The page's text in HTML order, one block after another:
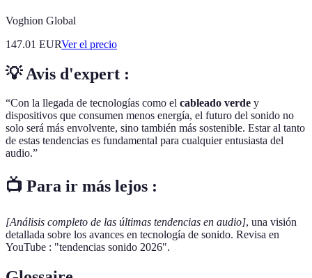
Voghion Global
147.01 EURVer el precio
💡 Avis d'expert :
“Con la llegada de tecnologías como el cableado verde y
dispositivos que consumen menos energía, el futuro del sonido no
solo será más envolvente, sino también más sostenible. Estar al tanto
de estas tendencias es fundamental para cualquier entusiasta del
audio.”
📺 Para ir más lejos :
[Análisis completo de las últimas tendencias en audio], una visión
detallada sobre los avances en tecnología de sonido. Revisa en
YouTube : "tendencias sonido 2026".